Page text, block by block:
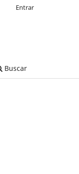
Buscar
Entrar